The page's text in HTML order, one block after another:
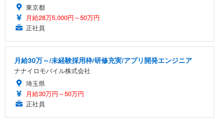
東京都
月給28万5,000円～50万円
正社員
月給30万～/未経験採用枠/研修充実/アプリ開発エンジニア
ナナイロモバイル株式会社
埼玉県
月給30万円～50万円
正社員